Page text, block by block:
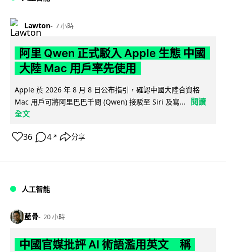
Lawton 7 小時
阿里 Qwen 正式駁入 Apple 生態 中國
大陸 Mac 用戶率先使用
Apple 於 2026 年 8 月 8 日公布指引，確認中國大陸合資格
Mac 用戶可將阿里巴巴千問 (Qwen) 接駁至 Siri 及寫...
閱讀
全文
36 4 ↗ 分享
人工智能
藍骨 20 小時
中國官媒批評 AI 術語濫用英文 稱